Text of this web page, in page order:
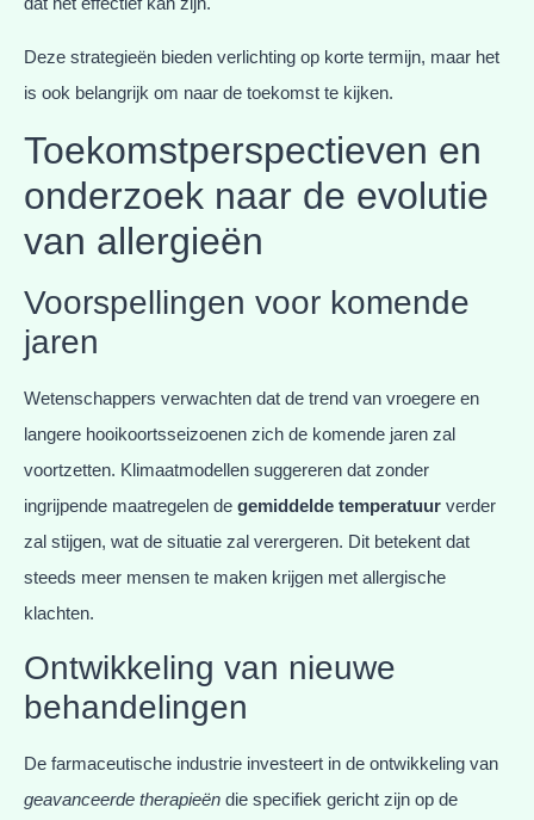
Deze strategieën bieden verlichting op korte termijn, maar het
is ook belangrijk om naar de toekomst te kijken.
Toekomstperspectieven en
onderzoek naar de evolutie
van allergieën
Voorspellingen voor komende
jaren
Wetenschappers verwachten dat de trend van vroegere en
langere hooikoortsseizoenen zich de komende jaren zal
voortzetten. Klimaatmodellen suggereren dat zonder
ingrijpende maatregelen de gemiddelde temperatuur verder
zal stijgen, wat de situatie zal verergeren. Dit betekent dat
steeds meer mensen te maken krijgen met allergische
klachten.
Ontwikkeling van nieuwe
behandelingen
De farmaceutische industrie investeert in de ontwikkeling van
geavanceerde therapieën die specifiek gericht zijn op de